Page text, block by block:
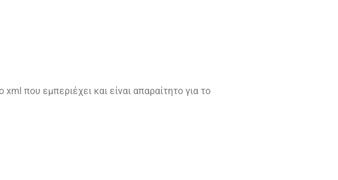
που εμπεριέχει και είναι απαραίτητο για το